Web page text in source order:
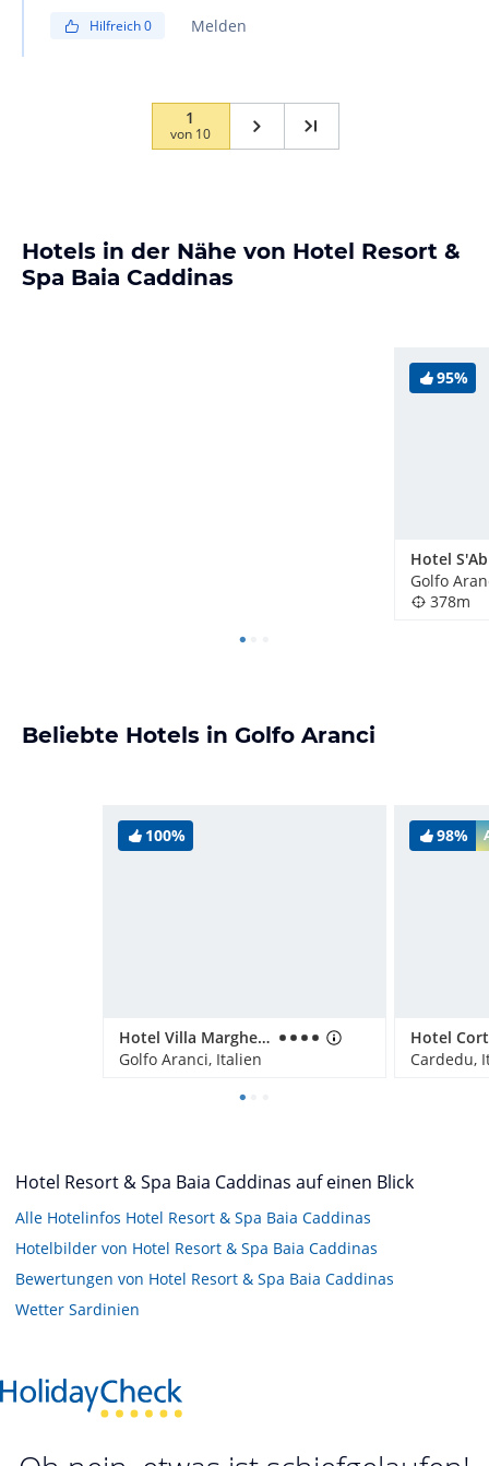
Badezimmer und 1 Wohnzimmer) oder King Family
Hilfreich0 Melden
1
von 10
Hotels in der Nähe von Hotel Resort &
Spa Baia Caddinas
95%
Golfo
378m
Beliebte Hotels in Golfo Aranci
100%
Hotel Villa Margherita
Golfo Aranci, Italien
98%
Cardedu,
Hotel Resort & Spa Baia Caddinas auf einen Blick
Alle Hotelinfos Hotel Resort & Spa Baia Caddinas
Hotelbilder von Hotel Resort & Spa Baia Caddinas
Bewertungen von Hotel Resort & Spa Baia Caddinas
Wetter Sardinien